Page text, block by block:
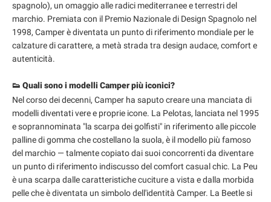
spagnolo), un omaggio alle radici mediterranee e terrestri del
marchio. Premiata con il Premio Nazionale di Design Spagnolo nel
1998, Camper è diventata un punto di riferimento mondiale per le
calzature di carattere, a metà strada tra design audace, comfort e
autenticità.
👟 Quali sono i modelli Camper più iconici?
Nel corso dei decenni, Camper ha saputo creare una manciata di
modelli diventati vere e proprie icone. La Pelotas, lanciata nel 1995
e soprannominata "la scarpa dei golfisti" in riferimento alle piccole
palline di gomma che costellano la suola, è il modello più famoso
del marchio — talmente copiato dai suoi concorrenti da diventare
un punto di riferimento indiscusso del comfort casual chic. La Peu
è una scarpa dalle caratteristiche cuciture a vista e dalla morbida
pelle che è diventata un simbolo dell'identità Camper. La Beetle si